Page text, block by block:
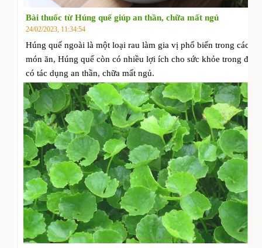
Bài thuốc từ Húng quế giúp an thần, chữa mất ngủ
24/02/2023, 11:34:54
Húng quế ngoài là một loại rau làm gia vị phổ biến trong các
món ăn, Húng quế còn có nhiều lợi ích cho sức khỏe trong đó
có tác dụng an thần, chữa mất ngủ.